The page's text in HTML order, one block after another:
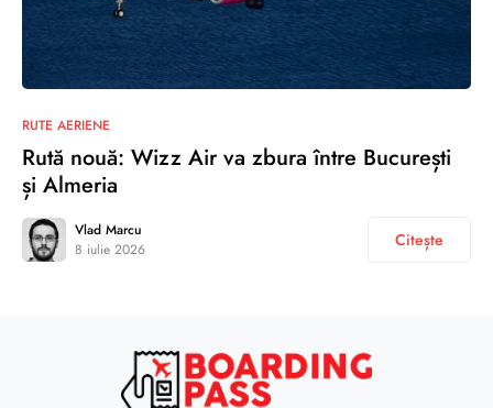
RUTE AERIENE
Rută nouă: Wizz Air va zbura între București
și Almeria
Vlad Marcu
8 iulie 2026
Citește